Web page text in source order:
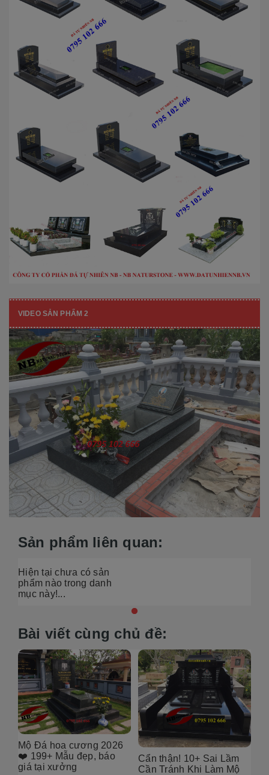
VIDEO SẢN PHẨM 2
Sản phẩm liên quan:
Hiện tại chưa có sản
phẩm nào trong danh
mục này!...
Bài viết cùng chủ đề:
Cẩn thận! 10+ Sai Lầm
Cần Tránh Khi Làm Mộ
[101++ Mẫu] Biển Hiệu
Đá Khối Đẹp Cho Công
Ty, Resort & Đô Thị Mới